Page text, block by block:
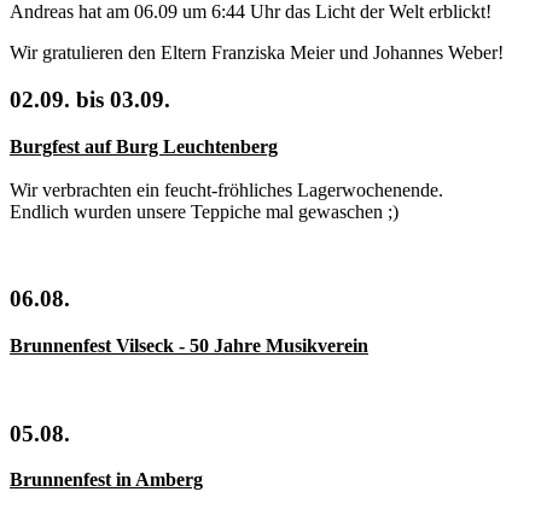
Andreas hat am 06.09 um 6:44 Uhr das Licht der Welt erblickt!
Wir gratulieren den Eltern Franziska Meier und Johannes Weber!
02.09. bis 03.09.
Burgfest auf Burg Leuchtenberg
Wir verbrachten ein feucht-fröhliches Lagerwochenende.
Endlich wurden unsere Teppiche mal gewaschen ;)
06.08.
Brunnenfest Vilseck - 50 Jahre Musikverein
05.08.
Brunnenfest in Amberg